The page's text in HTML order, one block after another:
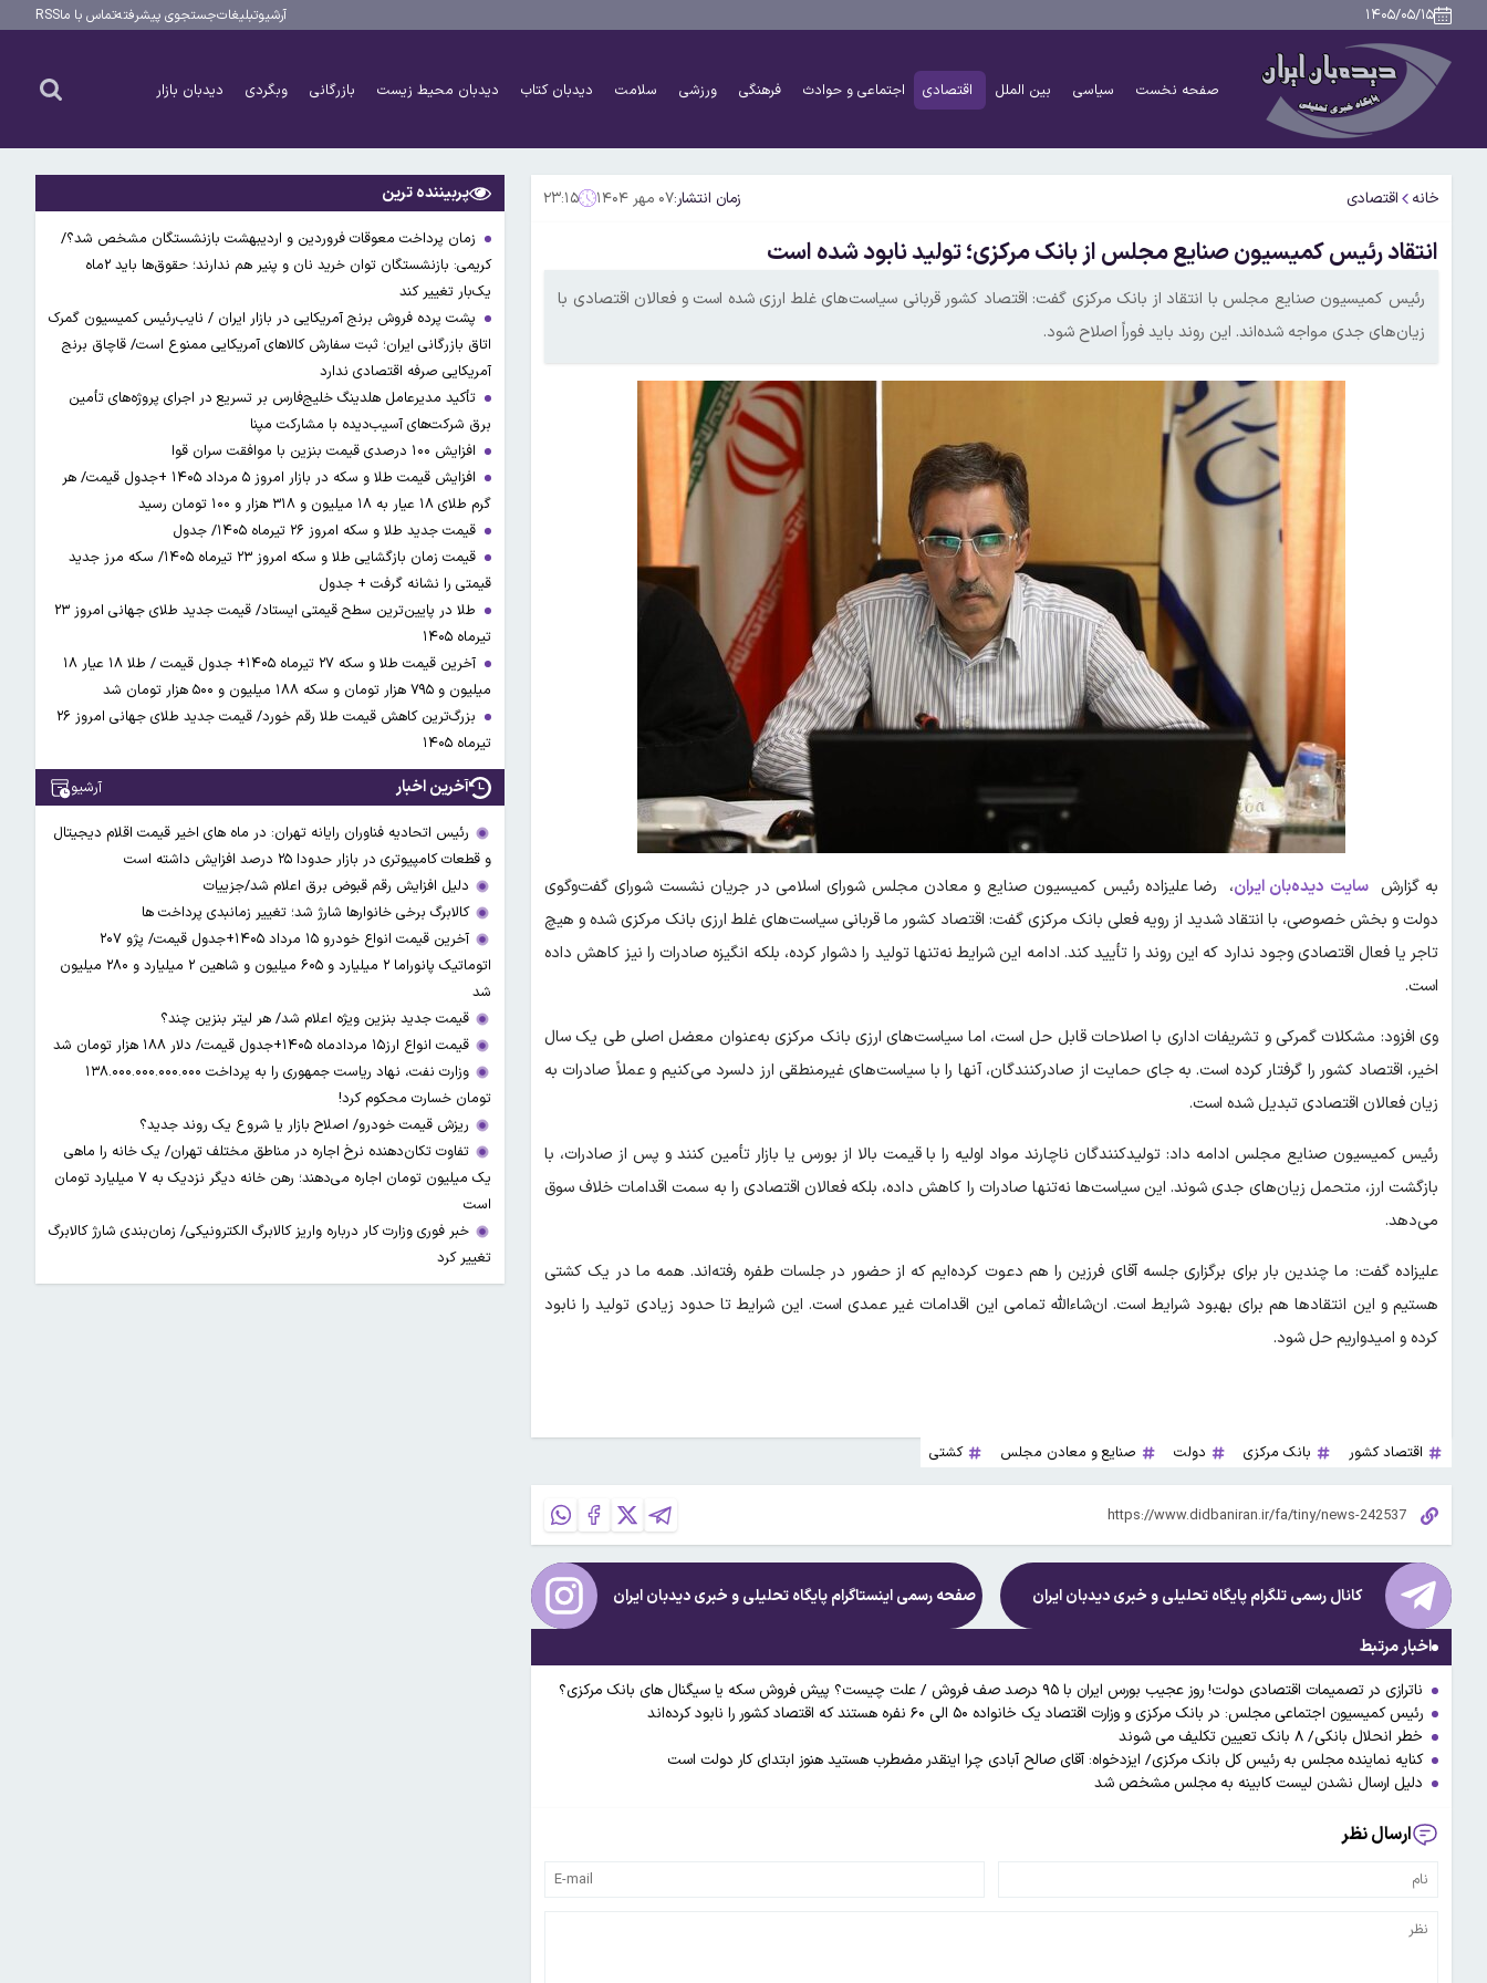
۱۴۰۵/۰۵/۱۵ آرشیوتبلیغاتجستجوی پیشرفتهتماس با ماRSS
صفحه نخست سیاسی بین الملل اقتصادی اجتماعی و حوادث فرهنگی ورزشی سلامت دیدبان کتاب دیدبان محیط زیست بازرگانی وبگردی دیدبان بازار
خانه اقتصادی زمان انتشار:۰۷ مهر ۱۴۰۴ ۲۳:۱۵
انتقاد رئیس کمیسیون صنایع مجلس از بانک مرکزی؛ تولید نابود شده است
رئیس کمیسیون صنایع مجلس با انتقاد از بانک مرکزی گفت: اقتصاد کشور قربانی سیاست‌های غلط ارزی شده است و فعالان اقتصادی با
زیان‌های جدی مواجه شده‌اند. این روند باید فوراً اصلاح شود.
به گزارشسایت دیده‌بان ایران، رضا علیزاده رئیس کمیسیون صنایع و معادن مجلس شورای اسلامی در جریان نشست شورای گفت‌وگوی
دولت و بخش خصوصی، با انتقاد شدید از رویه فعلی بانک مرکزی گفت: اقتصاد کشور ما قربانی سیاست‌های غلط ارزی بانک مرکزی شده و هیچ
تاجر یا فعال اقتصادی وجود ندارد که این روند را تأیید کند. ادامه این شرایط نه‌تنها تولید را دشوار کرده، بلکه انگیزه صادرات را نیز کاهش داده
است.
وی افزود: مشکلات گمرکی و تشریفات اداری با اصلاحات قابل حل است، اما سیاست‌های ارزی بانک مرکزی به‌عنوان معضل اصلی طی یک سال
اخیر، اقتصاد کشور را گرفتار کرده است. به جای حمایت از صادرکنندگان، آنها را با سیاست‌های غیرمنطقی ارز دلسرد می‌کنیم و عملاً صادرات به
زیان فعالان اقتصادی تبدیل شده است.
رئیس کمیسیون صنایع مجلس ادامه داد: تولیدکنندگان ناچارند مواد اولیه را با قیمت بالا از بورس یا بازار تأمین کنند و پس از صادرات، با
بازگشت ارز، متحمل زیان‌های جدی شوند. این سیاست‌ها نه‌تنها صادرات را کاهش داده، بلکه فعالان اقتصادی را به سمت اقدامات خلاف سوق
می‌دهد.
علیزاده گفت: ما چندین بار برای برگزاری جلسه آقای فرزین را هم دعوت کرده‌ایم که از حضور در جلسات طفره رفته‌اند. همه ما در یک کشتی
هستیم و این انتقادها هم برای بهبود شرایط است. ان‌شاءالله تمامی این اقدامات غیر عمدی است. این شرایط تا حدود زیادی تولید را نابود
کرده و امیدواریم حل شود.
اقتصاد کشور بانک مرکزی دولت صنایع و معادن مجلس کشتی
کانال رسمی تلگرام پایگاه تحلیلی و خبریدیدبان ایران صفحه رسمی اینستاگرام پایگاه تحلیلی و خبریدیدبان ایران
اخبار مرتبط
ناترازی در تصمیمات اقتصادی دولت! روز عجیب بورس ایران با ۹۵ درصد صف فروش / علت چیست؟ پیش فروش سکه یا سیگنال های بانک مرکزی؟
رئیس کمیسیون اجتماعی مجلس: در بانک مرکزی و وزارت اقتصاد یک خانواده‌ ۵۰ الی ۶۰ نفره هستند که اقتصاد کشور را نابود کرده‌اند
خطر انحلال بانکی/ ۸ بانک تعیین تکلیف می شوند
کنایه نماینده مجلس به رئیس کل بانک مرکزی/ ایزدخواه: آقای صالح آبادی چرا اینقدر مضطرب هستید هنوز ابتدای کار دولت است
دلیل ارسال نشدن لیست کابینه به مجلس مشخص شد
ارسال نظر
پربیننده ترین
زمان پرداخت معوقات فروردین و اردیبهشت بازنشستگان مشخص شد؟/
کریمی: بازنشستگان توان خرید نان و پنیر هم ندارند؛ حقوق‌ها باید ۲ماه
یک‌بار تغییر کند
پشت پرده فروش برنج آمریکایی در بازار ایران / نایب‌رئیس کمیسیون گمرک
اتاق بازرگانی ایران؛ ثبت سفارش کالاهای آمریکایی ممنوع است/ قاچاق برنج
آمریکایی صرفه اقتصادی ندارد
تأکید مدیرعامل هلدینگ خلیج‌فارس بر تسریع در اجرای پروژه‌های تأمین
برق شرکت‌های آسیب‌دیده با مشارکت مپنا
افزایش ۱۰۰ درصدی قیمت بنزین با موافقت سران قوا
افزایش قیمت طلا و سکه در بازار امروز ۵ مرداد ۱۴۰۵ +جدول قیمت/ هر
گرم طلای ۱۸ عیار به ۱۸ میلیون و ۳۱۸ هزار و ۱۰۰ تومان رسید
قیمت جدید طلا و سکه امروز ۲۶ تیرماه ۱۴۰۵/ جدول
قیمت زمان بازگشایی طلا و سکه امروز ۲۳ تیرماه ۱۴۰۵/ سکه مرز جدید
قیمتی را نشانه گرفت + جدول
طلا در پایین‌ترین سطح قیمتی ایستاد/ قیمت جدید طلای جهانی امروز ۲۳
تیرماه ۱۴۰۵
آخرین قیمت طلا و سکه ۲۷ تیرماه ۱۴۰۵+ جدول قیمت / طلا ۱۸ عیار ۱۸
میلیون و ۷۹۵ هزار تومان و سکه ۱۸۸ میلیون و ۵۰۰ هزار تومان شد
بزرگ‌ترین کاهش قیمت طلا رقم خورد/ قیمت جدید طلای جهانی امروز ۲۶
تیرماه ۱۴۰۵
آخرین اخبار آرشیو
رئیس اتحادیه فناوران رایانه تهران: در ماه های اخیر قیمت اقلام دیجیتال
و قطعات کامپیوتری در بازار حدودا ۲۵ درصد افزایش داشته است
دلیل افزایش رقم قبوض برق اعلام شد/جزییات
کالابرگ برخی خانوارها شارژ شد؛ تغییر زمانبدی پرداخت ها
آخرین قیمت انواع خودرو ۱۵ مرداد ۱۴۰۵+جدول قیمت/ پژو ۲۰۷
اتوماتیک پانوراما ۲ میلیارد و ۶۰۵ میلیون و شاهین ۲ میلیارد و ۲۸۰ میلیون
شد
قیمت جدید بنزین ویژه اعلام شد/ هر لیتر بنزین چند؟
قیمت انواع ارز۱۵ مردادماه ۱۴۰۵+جدول قیمت/ دلار ۱۸۸ هزار تومان شد
وزارت نفت، نهاد ریاست جمهوری را به پرداخت ۱۳۸.۰۰۰.۰۰۰.۰۰۰.۰۰۰
تومان خسارت محکوم کرد!
ریزش قیمت خودرو/ اصلاح بازار یا شروع یک روند جدید؟
تفاوت تکان‌دهنده نرخ اجاره در مناطق مختلف تهران/ یک خانه را ماهی
یک میلیون تومان اجاره می‌دهند؛ رهن خانه دیگر نزدیک به ۷ میلیارد تومان
است
خبر فوری وزارت کار درباره واریز کالابرگ الکترونیکی/ زمان‌بندی شارژ کالابرگ
تغییر کرد